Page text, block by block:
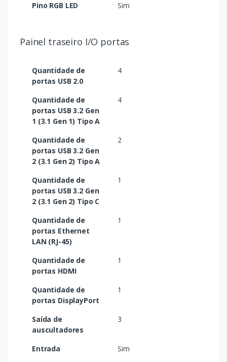
Pino RGB LED Sim
Painel traseiro I/O portas
Quantidade de
portas USB 2.0
4
Quantidade de
portas USB 3.2 Gen
1 (3.1 Gen 1) Tipo A
4
Quantidade de
portas USB 3.2 Gen
2 (3.1 Gen 2) Tipo A
2
Quantidade de
portas USB 3.2 Gen
2 (3.1 Gen 2) Tipo C
1
Quantidade de
portas Ethernet
LAN (RJ-45)
1
Quantidade de
portas HDMI
1
Quantidade de
portas DisplayPort
1
Saída de
auscultadores
3
Entrada
Sim